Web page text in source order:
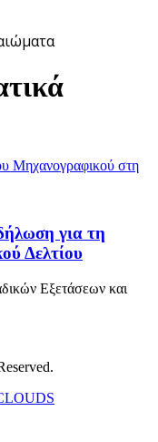
για τη
Δελτίου
Εξετάσεων και